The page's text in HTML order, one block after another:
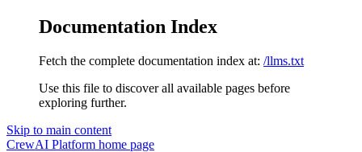
Documentation Index
Fetch the complete documentation index at: /llms.txt
Use this file to discover all available pages before
exploring further.
Skip to main content
CrewAI Platform home page